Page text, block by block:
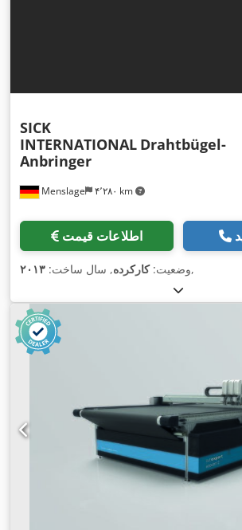
Menslage ۴٬۲۸۰ km
SICK
INTERNATIONAL Drahtbügel-
Anbringer
اطلاعات قیمت
وضعیت:کارکرده, سال ساخت: ۲۰۱۳ ,